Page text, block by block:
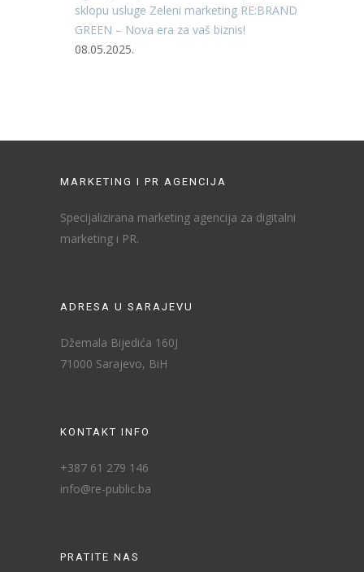
sklopu usluge Zeleni marketing RE:BRAND
GREEN – Nova era za vaš biznis!
08.05.2025.
MARKETING I PR AGENCIJA
Specijalizirana marketing agencija za digitalni
marketing i PR.
ADRESA U SARAJEVU
Džemala Bijedića 160J
71000 Sarajevo, BiH
KONTAKT INFO
+387 61 279 146
info@re-public.ba
PRATITE NAS